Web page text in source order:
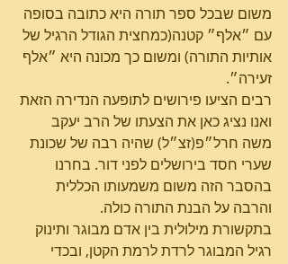
משום שבכל ספר תורה היא כתובה בסופה
עם ״אלף״ קטנה(כמחצית הגודל הרגיל של
אותיות התורה) ומשום כך מכונה היא ״אלף
זעירה״.
רבים הציעו פירושים לתופעה הנדירה הזאת
ואנו נציג כאן את הצעתו של הרב יעקב
משה חרל״פ(זצ״ל) שהיה רבה של שכונת
שערי חסד בירושלים לפני דור. בחרנו
בהסבר הזה משום משמעותו הכללית
והרבה על הבנת התורה כולה.
בתקשורת מילולית בין אדם מבוגר ותינוק
רגיל המבוגר לרדת לרמת הקטן, ובכדי